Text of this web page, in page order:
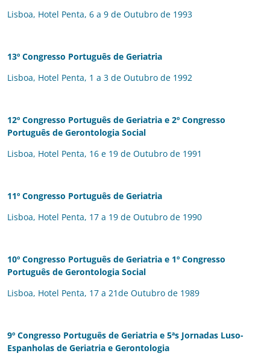
Lisboa, Hotel Penta, 6 a 9 de Outubro de 1993
13º Congresso Português de Geriatria
Lisboa, Hotel Penta, 1 a 3 de Outubro de 1992
12º Congresso Português de Geriatria e 2º Congresso
Português de Gerontologia Social
Lisboa, Hotel Penta, 16 e 19 de Outubro de 1991
11º Congresso Português de Geriatria
Lisboa, Hotel Penta, 17 a 19 de Outubro de 1990
10º Congresso Português de Geriatria e 1º Congresso
Português de Gerontologia Social
Lisboa, Hotel Penta, 17 a 21de Outubro de 1989
9º Congresso Português de Geriatria e 5ªs Jornadas Luso-
Espanholas de Geriatria e Gerontologia